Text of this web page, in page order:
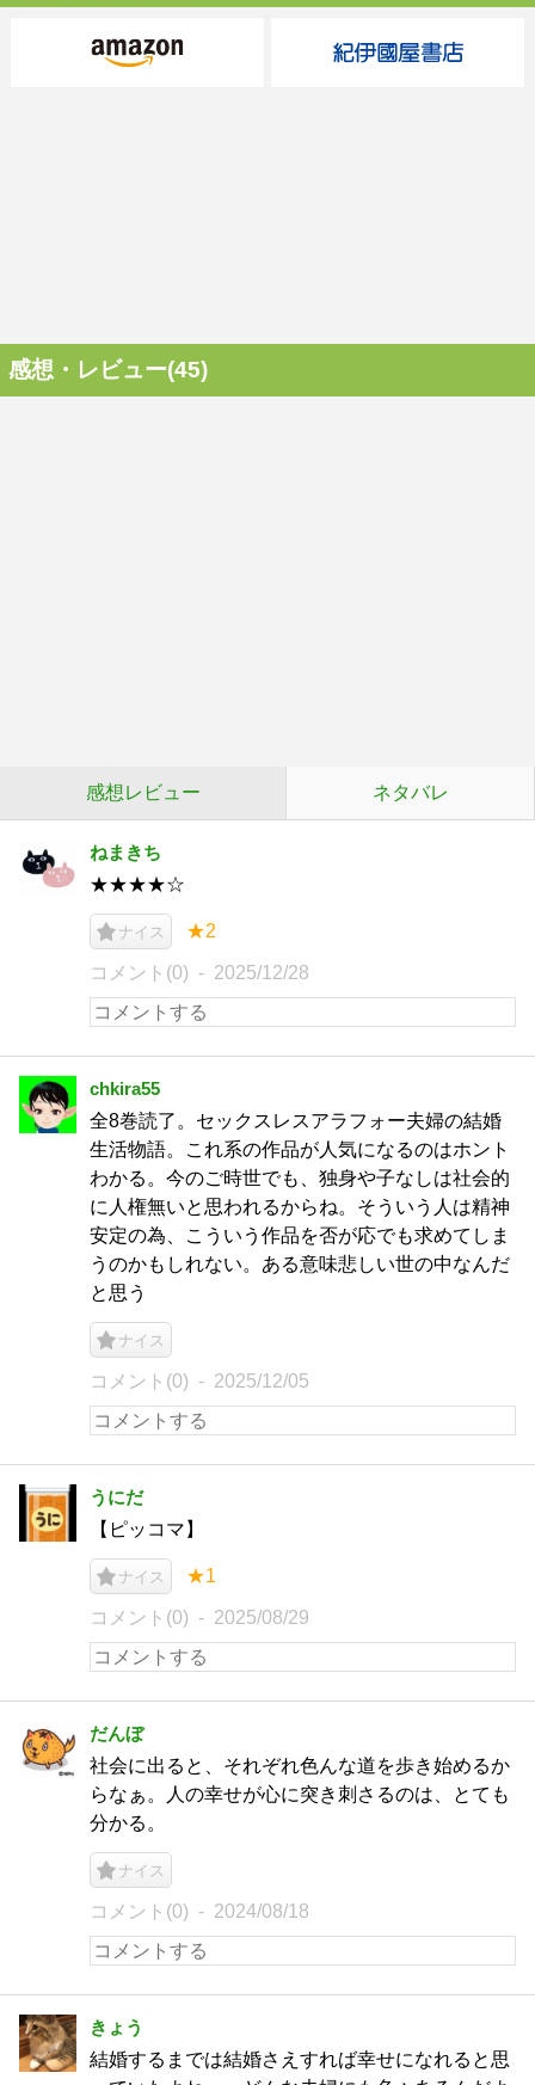
感想・レビュー(45)
感想レビュー ネタバレ
ねまきち
★★★★☆
ナイス ★2
コメント(0) 2025/12/28
chkira55
全8巻読了。セックスレスアラフォー夫婦の結婚
生活物語。これ系の作品が人気になるのはホント
わかる。今のご時世でも、独身や子なしは社会的
に人権無いと思われるからね。そういう人は精神
安定の為、こういう作品を否が応でも求めてしま
うのかもしれない。ある意味悲しい世の中なんだ
と思う
ナイス
コメント(0) 2025/12/05
うにだ
【ピッコマ】
ナイス ★1
コメント(0) 2025/08/29
だんぼ
社会に出ると、それぞれ色んな道を歩き始めるか
らなぁ。人の幸せが心に突き刺さるのは、とても
分かる。
ナイス
コメント(0) 2024/08/18
きょう
結婚するまでは結婚さえすれば幸せになれると思